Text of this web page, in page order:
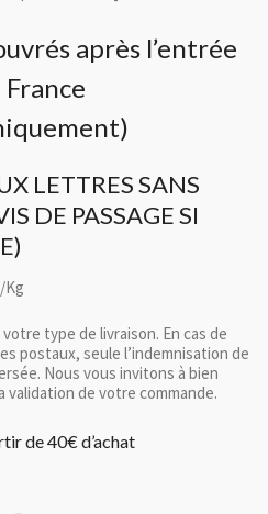
après l’entrée
LETTRES SANS
DE PASSAGE SI
Kg
type de livraison. En cas de
postaux, seule l’indemnisation de
Nous vous invitons à bien
validation de votre commande.
de 40€ d’achat